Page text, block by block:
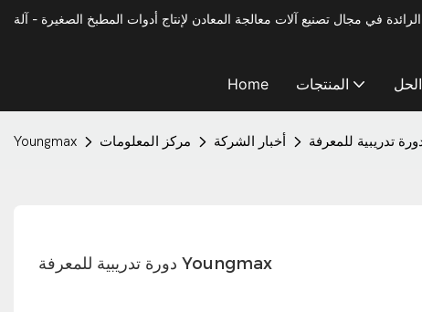
Home المنتجات الحل
Youngmax مركز المعلومات أخبار الشركة
دورة تدريبية للمعرفة Youngmax